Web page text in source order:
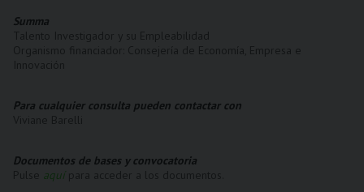
Summa
Para cualquier consulta pueden contactar con
Documentos de bases y convocatoria
aquí